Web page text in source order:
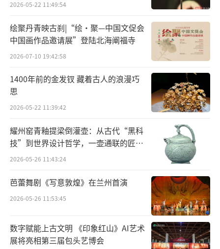
据《汉书·萧何传》记载，在反秦战争
时，刘邦的军队进入秦都咸阳，萧何就把秦朝
丞相御史收藏的籍册收缴上来了，所以刘邦在
当下就知晓人口已由原来的3000万降至1300万
左右。（可见秦朝时期是做过户口统计的，这
是中国历史上遗留下来的第一个比较完整的户
口统计。）
2026-05-22 11:49:54
绘聚丹青映古刹|“绘·聚—中国文促会
中国画作品邀请展”登陆北海阐福寺
2026-07-10 19:42:58
1400年前的金发钗 藏着古人的浪漫巧
思
2026-05-22 11:39:42
耀州窑青釉提梁倒灌壶：从古代“黑科
技”到世界设计哲学，一壶通联的匠心
宇宙
2026-05-26 11:43:24
芭蕾舞剧《写意敦煌》在兰州首演
2026-05-26 11:53:45
数字赋能上古文明 《印象红山》AI艺术
展将亮相第三届包头艺博会